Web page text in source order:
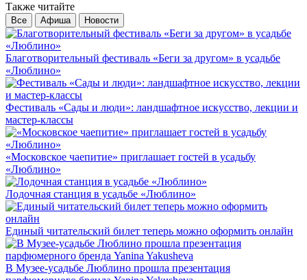
Также читайте
Все Афиша Новости
Благотворительный фестиваль «Беги за другом» в усадьбе
«Люблино»
Фестиваль «Сады и люди»: ландшафтное искусство, лекции и
мастер-классы
«Московское чаепитие» приглашает гостей в усадьбу
«Люблино»
Лодочная станция в усадьбе «Люблино»
Единый читательский билет теперь можно оформить онлайн
В Музее-усадьбе Люблино прошла презентация